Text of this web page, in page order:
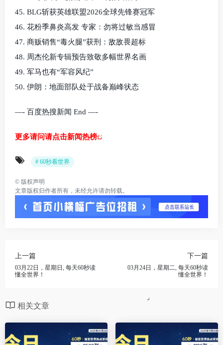
45. BLG斩获英雄联盟2026全球先锋赛冠军
46. 花粉季鼻炎高发 专家：勿将过敏当感冒
47. 商贩销售“毒火腿”获刑：敌敌畏超标
48. 周杰伦新专辑预告致敬多幅世界名画
49. 军马也有“军容风纪”
50. 伊朗：地面部队处于战备巅峰状态
—- 百度热搜新闻 End —-
更多请问请点击新闻热榜
# 60秒看世界
© 版权声明
文章版权归作者所有，未经允许请勿转载。
上一篇
03月22日，星期日, 每天60秒读
懂全世界！
下一篇
03月24日，星期二, 每天60秒读
懂全世界！
相关文章